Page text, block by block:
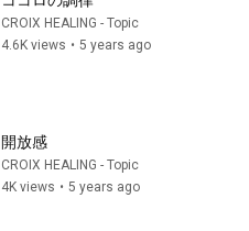
CROIX HEALING - Topic
4.6K views • 5 years ago
開放感
CROIX HEALING - Topic
4K views • 5 years ago